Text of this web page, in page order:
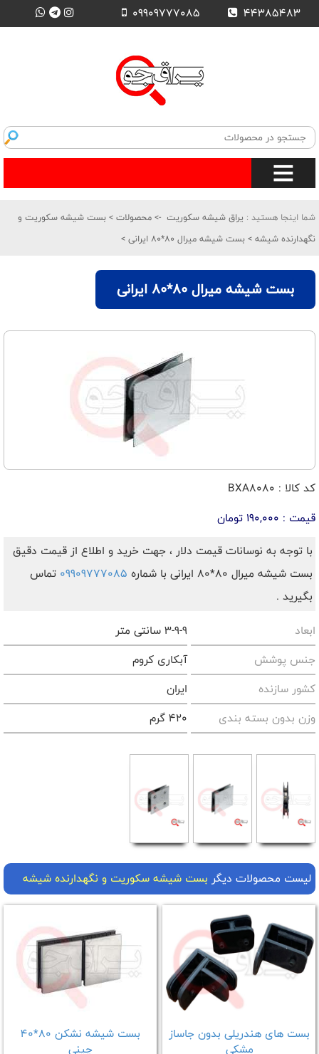
44385483
09909777085
شما اینجا هستید : یراق شیشه سکوریت ->محصولات>بست شیشه سکوریت و
نگهدارنده شیشه>بست شیشه میرال 80*80 ایرانی >
بست شیشه میرال 80*80 ایرانی
کد کالا : BXA8080
قیمت : 190,000 تومان
با توجه به نوسانات قیمت دلار ، جهت خرید و اطلاع از قیمت دقیق
بست شیشه میرال 80*80 ایرانی با شماره
09909777085 تماس
بگیرید .
ابعاد
3-9-9 سانتی متر
جنس پوشش
آبکاری کروم
کشور سازنده
ایران
وزن بدون بسته بندی
420 گرم
لیست محصولات دیگر بست شیشه سکوریت و نگهدارنده شیشه
بست های هندریلی بدون جاساز
مشکی
بست شیشه نشکن 80*40
چینی